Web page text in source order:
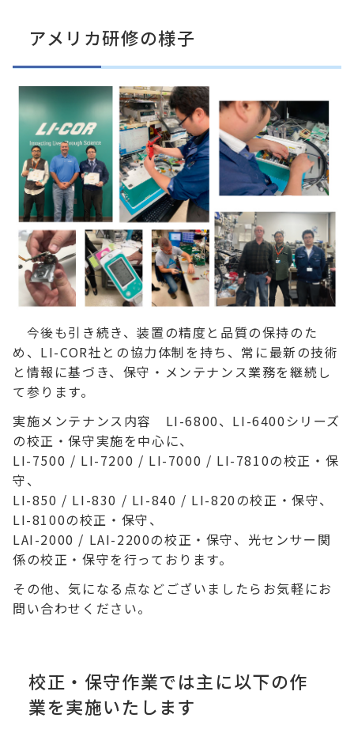
アメリカ研修の様子
今後も引き続き、装置の精度と品質の保持のた
め、LI-COR社との協力体制を持ち、常に最新の技術
と情報に基づき、保守・メンテナンス業務を継続し
て参ります。
実施メンテナンス内容 LI-6800、LI-6400シリーズ
の校正・保守実施を中心に、
LI-7500 / LI-7200 / LI-7000 / LI-7810の校正・保
守、
LI-850 / LI-830 / LI-840 / LI-820の校正・保守、
LI-8100の校正・保守、
LAI-2000 / LAI-2200の校正・保守、光センサー関
係の校正・保守を行っております。
その他、気になる点などございましたらお気軽にお
問い合わせください。
校正・保守作業では主に以下の作
業を実施いたします